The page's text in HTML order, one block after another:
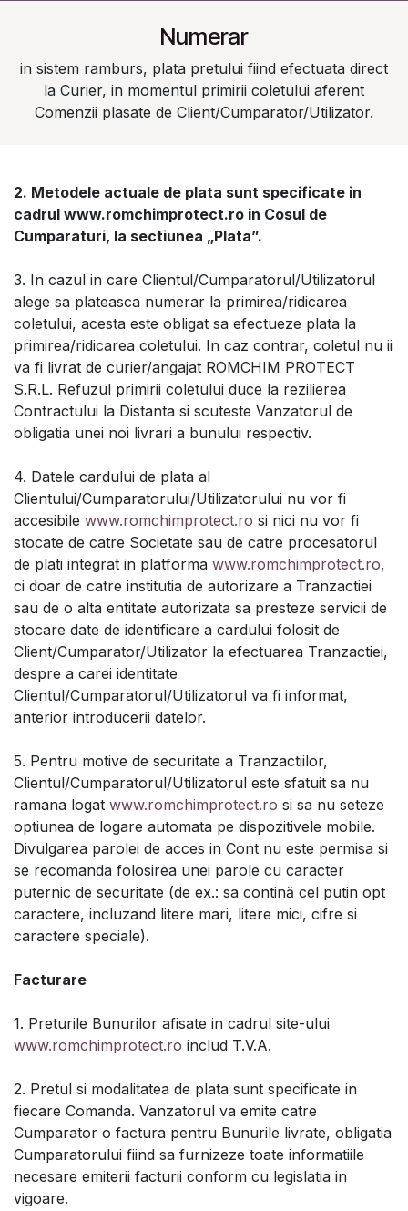
Numerar
in sistem ramburs, plata pretului fiind efectuata direct
la Curier, in momentul primirii coletului aferent
Comenzii plasate de Client/Cumparator/Utilizator.
2. Metodele actuale de plata sunt specificate in
cadrul www.romchimprotect.ro in Cosul de
Cumparaturi, la sectiunea „Plata”.
3. In cazul in care Clientul/Cumparatorul/Utilizatorul
alege sa plateasca numerar la primirea/ridicarea
coletului, acesta este obligat sa efectueze plata la
primirea/ridicarea coletului. In caz contrar, coletul nu ii
va fi livrat de curier/angajat ROMCHIM PROTECT
S.R.L. Refuzul primirii coletului duce la rezilierea
Contractului la Distanta si scuteste Vanzatorul de
obligatia unei noi livrari a bunului respectiv.
4. Datele cardului de plata al
Clientului/Cumparatorului/Utilizatorului nu vor fi
accesibile www.romchimprotect.ro si nici nu vor fi
stocate de catre Societate sau de catre procesatorul
de plati integrat in platforma www.romchimprotect.ro,
ci doar de catre institutia de autorizare a Tranzactiei
sau de o alta entitate autorizata sa presteze servicii de
stocare date de identificare a cardului folosit de
Client/Cumparator/Utilizator la efectuarea Tranzactiei,
despre a carei identitate
Clientul/Cumparatorul/Utilizatorul va fi informat,
anterior introducerii datelor.
5. Pentru motive de securitate a Tranzactiilor,
Clientul/Cumparatorul/Utilizatorul este sfatuit sa nu
ramana logat www.romchimprotect.ro si sa nu seteze
optiunea de logare automata pe dispozitivele mobile.
Divulgarea parolei de acces in Cont nu este permisa si
se recomanda folosirea unei parole cu caracter
puternic de securitate (de ex.: sa contină cel putin opt
caractere, incluzand litere mari, litere mici, cifre si
caractere speciale).
Facturare
1. Preturile Bunurilor afisate in cadrul site-ului
www.romchimprotect.ro includ T.V.A.
2. Pretul si modalitatea de plata sunt specificate in
fiecare Comanda. Vanzatorul va emite catre
Cumparator o factura pentru Bunurile livrate, obligatia
Cumparatorului fiind sa furnizeze toate informatiile
necesare emiterii facturii conform cu legislatia in
vigoare.